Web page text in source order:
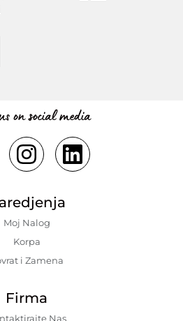
on social media
Moj Nalog
Korpa
i Zamena
Firma
Nas